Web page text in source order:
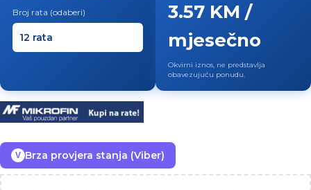
Broj rata (odaberi)
3.57 KM /
mjesečno
Okvirni iznos, ne predstavlja
obavezujuću ponudu.
V Brza provjera stanja (Viber)